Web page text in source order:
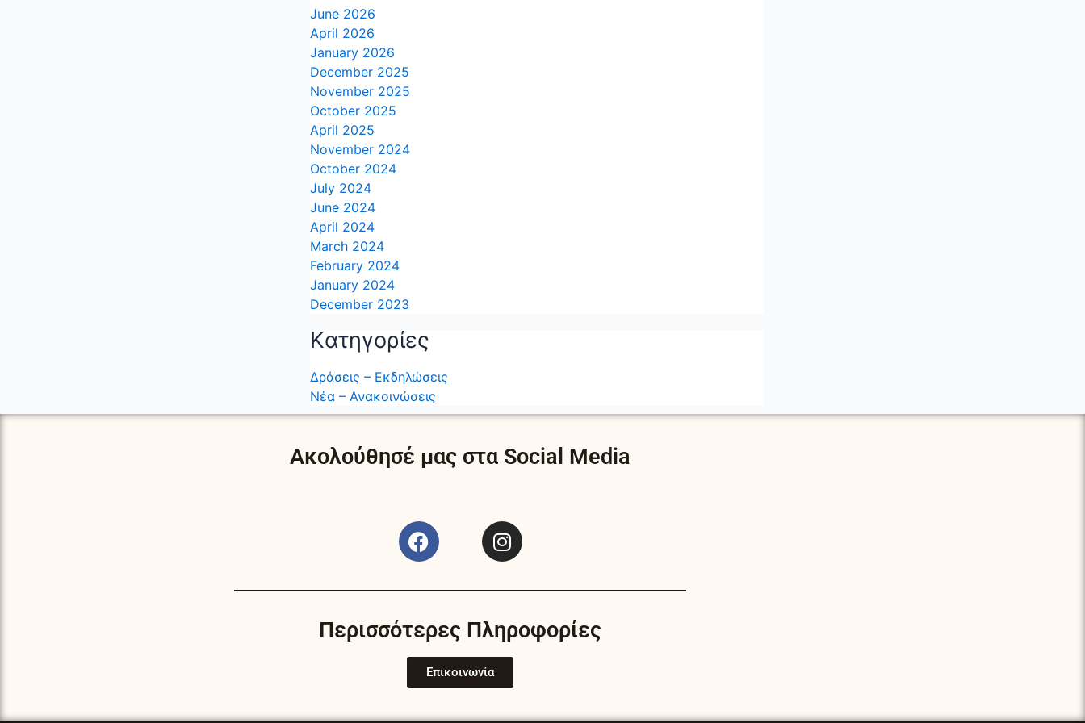
June 2026
April 2026
January 2026
December 2025
November 2025
October 2025
April 2025
November 2024
October 2024
July 2024
June 2024
April 2024
March 2024
February 2024
January 2024
December 2023
Kατηγορίες
Δράσεις – Εκδηλώσεις
Νέα – Ανακοινώσεις
Ακολούθησέ μας στα Social Media
F
a
e
o
o
k
I
n
t
g
r
m
Περισσότερες Πληροφορίες
Επικοινωνία